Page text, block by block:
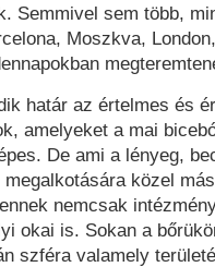
Semmivel sem több,
Moszkva,
határ az értelmes és
amelyeket a mai
De ami a lényeg,
közel
nemcsak
okai is. Sokan a
szféra valamely